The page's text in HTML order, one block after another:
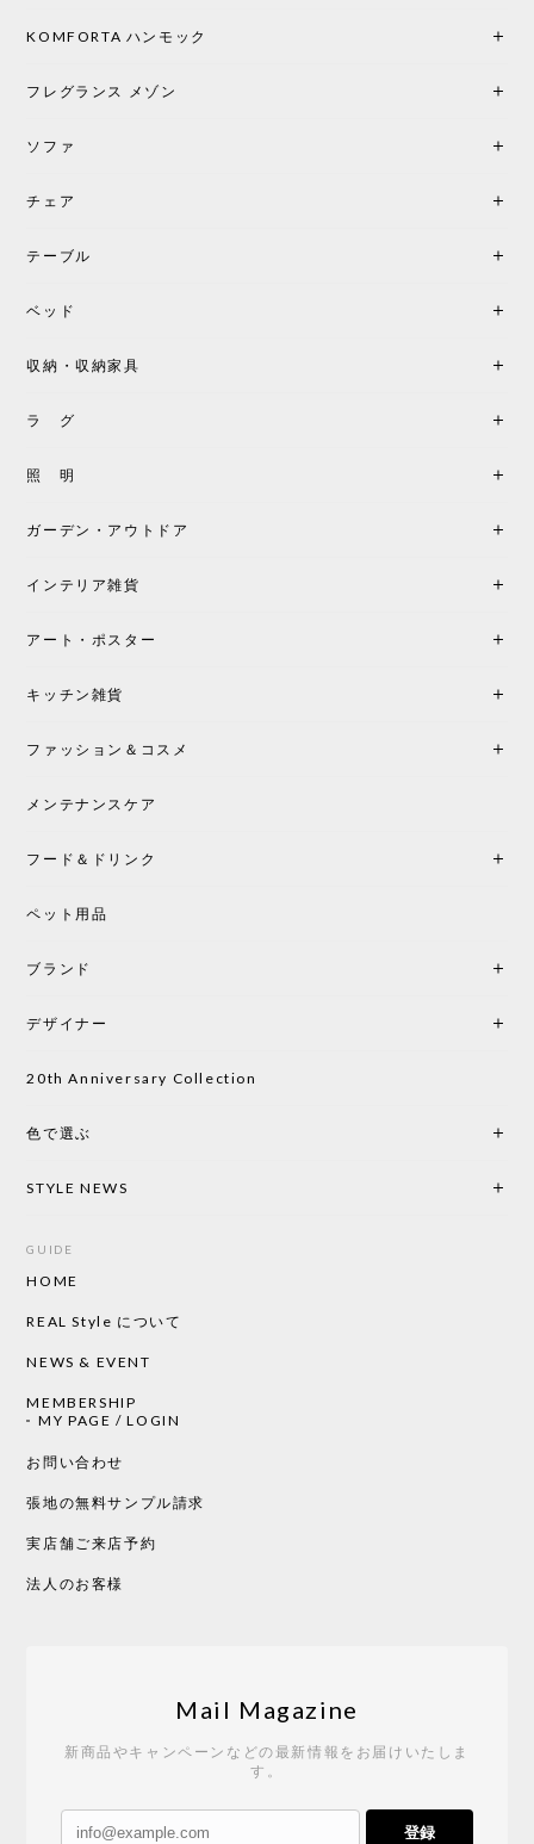
KOMFORTA ハンモック
フレグランス メゾン
ソファ
チェア
テーブル
ベッド
収納・収納家具
ラ グ
照 明
ガーデン・アウトドア
インテリア雑貨
アート・ポスター
キッチン雑貨
ファッション＆コスメ
メンテナンスケア
フード＆ドリンク
ペット用品
ブランド
デザイナー
20th Anniversary Collection
色で選ぶ
STYLE NEWS
GUIDE
HOME
REAL Style について
NEWS & EVENT
MEMBERSHIP
MY PAGE / LOGIN
お問い合わせ
張地の無料サンプル請求
実店舗ご来店予約
法人のお客様
Mail Magazine
新商品やキャンペーンなどの最新情報をお届けいたしま
す。
登録